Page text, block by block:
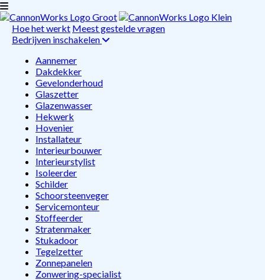
Hoe het werkt Meest gestelde vragen
Bedrijven inschakelen
Aannemer
Dakdekker
Gevelonderhoud
Glaszetter
Glazenwasser
Hekwerk
Hovenier
Installateur
Interieurbouwer
Interieurstylist
Isoleerder
Schilder
Schoorsteenveger
Servicemonteur
Stoffeerder
Stratenmaker
Stukadoor
Tegelzetter
Zonnepanelen
Zonwering-specialist